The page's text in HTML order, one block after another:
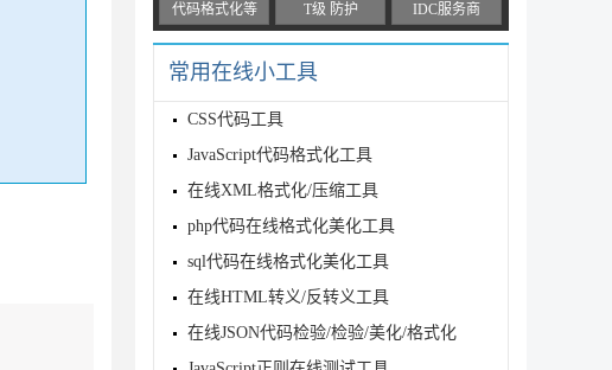
代码格式化等 T级 防护 IDC服务商
常用在线小工具
CSS代码工具
JavaScript代码格式化工具
在线XML格式化/压缩工具
php代码在线格式化美化工具
sql代码在线格式化美化工具
在线HTML转义/反转义工具
在线JSON代码检验/检验/美化/格式化